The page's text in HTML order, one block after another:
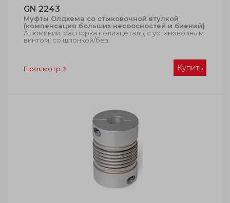
GN 2243
Муфты Олдхема со стыковочной втулкой
(компенсация больших несоосностей и биений)
Алюминий, распорка полиацеталь, с установочным
винтом, со шпонкой/без
Просмотр Купить